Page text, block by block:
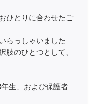
ひとりに合わせたご
らっしゃいました
肢のひとつとして、
年生、および保護者